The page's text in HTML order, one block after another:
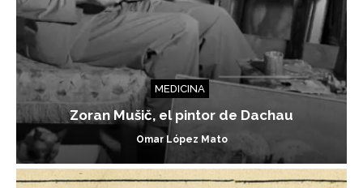
MEDICINA
Zoran Mušič, el pintor de Dachau
Omar López Mato